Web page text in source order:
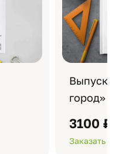
город»
3100 ₽
Заказать